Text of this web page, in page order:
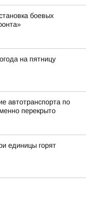
боевых
на пятницу
автотранспорта по
перекрыто
единицы горят